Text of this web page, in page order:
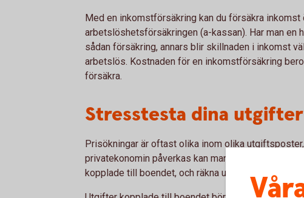
Med en inkomstförsäkring kan du försäkra inkomst
arbetslöshetsförsäkringen (a-kassan). Har man en
sådan försäkring, annars blir skillnaden i inkomst
arbetslös. Kostnaden för en inkomstförsäkring
försäkra.
Stresstesta dina utgifter
Prisökningar är oftast olika inom olika
privatekonomin påverkas kan man lägga ihop alla
kopplade till boendet, och räkna upp med inflation.